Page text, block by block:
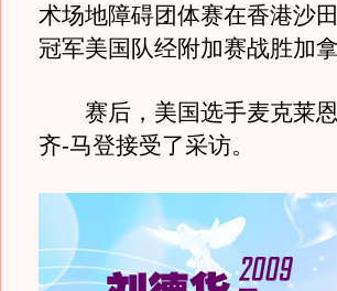
术场地障碍团体赛在香港沙
冠军美国队经附加赛战胜加
赛后，美国选手麦克莱恩
齐-马登接受了采访。